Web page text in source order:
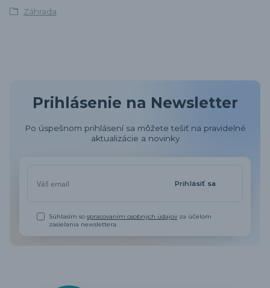
Záhrada
Prihlásenie na Newsletter
Po úspešnom prihlásení sa môžete tešiť na pravidelné
aktualizácie a novinky
Prihlásiť sa
Súhlasím sospracovaním osobných údajov za účelom
zasielania newslettera.